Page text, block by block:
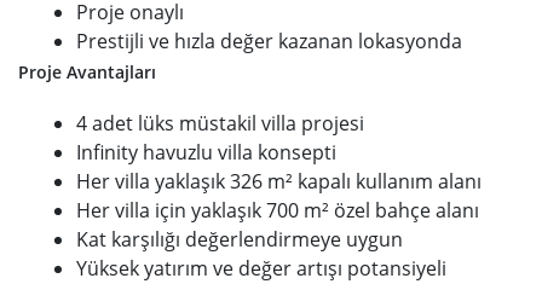
Proje onaylı
Prestijli ve hızla değer kazanan lokasyonda
Proje Avantajları
4 adet lüks müstakil villa projesi
Infinity havuzlu villa konsepti
Her villa yaklaşık 326 m² kapalı kullanım alanı
Her villa için yaklaşık 700 m² özel bahçe alanı
Kat karşılığı değerlendirmeye uygun
Yüksek yatırım ve değer artışı potansiyeli